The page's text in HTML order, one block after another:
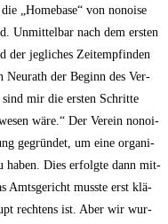
„Home­ba­se“ von nonoi­se
Unmit­tel­bar nach dem ers­ten
der jeg­li­ches Zeit­emp­fin­den
Neu­r­a­th der Beginn des Ver­
mir die ers­ten Schrit­te
wäre.“ Der Ver­ein nonoi­
gegrün­det, um eine orga­ni­
haben. Dies erfolg­te dann mit­
Amts­ge­richt muss­te erst klä­
rech­tens ist. Aber wir wur­